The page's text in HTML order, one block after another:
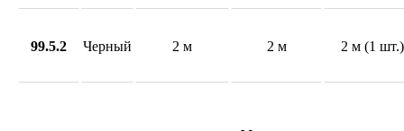
99.5.2 Черный 2 м 2 м 2 м (1 шт.)